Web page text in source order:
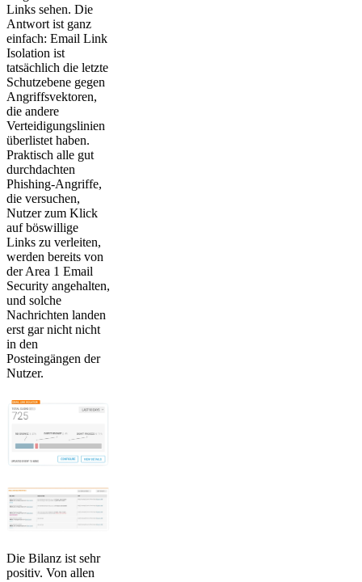
Links sehen. Die
Antwort ist ganz
einfach: Email Link
Isolation ist
tatsächlich die letzte
Schutzebene gegen
Angriffsvektoren,
die andere
Verteidigungslinien
überlistet haben.
Praktisch alle gut
durchdachten
Phishing-Angriffe,
die versuchen,
Nutzer zum Klick
auf böswillige
Links zu verleiten,
werden bereits von
der Area 1 Email
Security angehalten,
und solche
Nachrichten landen
erst gar nicht nicht
in den
Posteingängen der
Nutzer.
Die Bilanz ist sehr
positiv. Von allen